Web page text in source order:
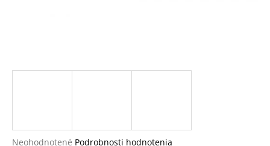
Priemerné
Neohodnotené Podrobnosti hodnotenia